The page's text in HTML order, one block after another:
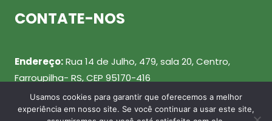
CONTATE-NOS
Endereço:Rua 14 de Julho, 479, sala 20, Centro,
Farroupilha- RS, CEP 95170-416
Telefone: (54) 99943-0461
Usamos cookies para garantir que oferecemos a melhor
experiência em nosso site. Se você continuar a usar este site,